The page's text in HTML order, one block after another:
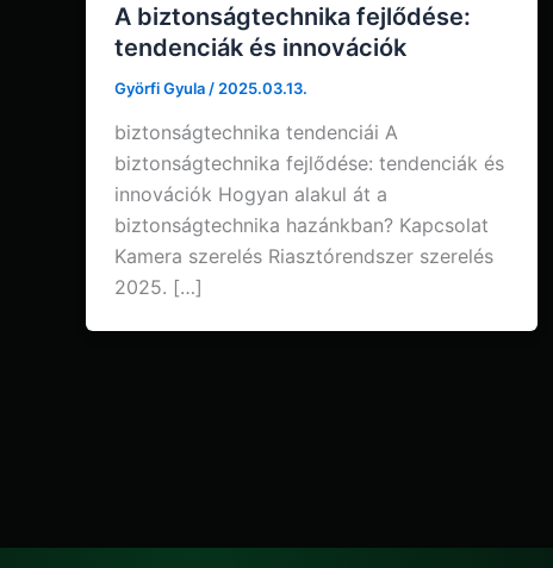
A biztonságtechnika fejlődése:
tendenciák és innovációk
Györfi Gyula / 2025.03.13.
biztonságtechnika tendenciái A
biztonságtechnika fejlődése: tendenciák és
innovációk Hogyan alakul át a
biztonságtechnika hazánkban? Kapcsolat
Kamera szerelés Riasztórendszer szerelés
2025. […]